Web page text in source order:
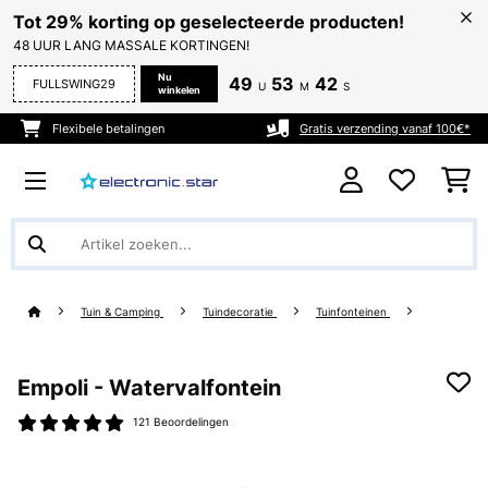
Tot 29% korting op geselecteerde producten!
48 UUR LANG MASSALE KORTINGEN!
FULLSWING29
Nu
winkelen
49 U 53 M 42 S
Flexibele betalingen Gratis verzending vanaf 100€*
Tuin & Camping Tuindecoratie Tuinfonteinen
Empoli - Watervalfontein
121 Beoordelingen